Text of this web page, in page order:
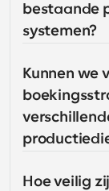
bestaande
systemen?
Kunnen we
Hoe veilig